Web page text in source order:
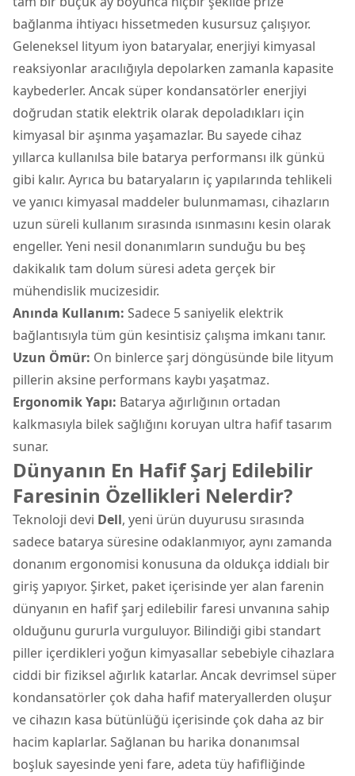
bağlanma ihtiyacı hissetmeden kusursuz çalışıyor.
Geleneksel lityum iyon bataryalar, enerjiyi kimyasal
reaksiyonlar aracılığıyla depolarken zamanla kapasite
kaybederler. Ancak süper kondansatörler enerjiyi
doğrudan statik elektrik olarak depoladıkları için
kimyasal bir aşınma yaşamazlar. Bu sayede cihaz
yıllarca kullanılsa bile batarya performansı ilk günkü
gibi kalır. Ayrıca bu bataryaların iç yapılarında tehlikeli
ve yanıcı kimyasal maddeler bulunmaması, cihazların
uzun süreli kullanım sırasında ısınmasını kesin olarak
engeller. Yeni nesil donanımların sunduğu bu beş
dakikalık tam dolum süresi adeta gerçek bir
mühendislik mucizesidir.
Anında Kullanım: Sadece 5 saniyelik elektrik
bağlantısıyla tüm gün kesintisiz çalışma imkanı tanır.
Uzun Ömür: On binlerce şarj döngüsünde bile lityum
pillerin aksine performans kaybı yaşatmaz.
Ergonomik Yapı: Batarya ağırlığının ortadan
kalkmasıyla bilek sağlığını koruyan ultra hafif tasarım
sunar.
Dünyanın En Hafif Şarj Edilebilir
Faresinin Özellikleri Nelerdir?
Teknoloji devi Dell, yeni ürün duyurusu sırasında
sadece batarya süresine odaklanmıyor, aynı zamanda
donanım ergonomisi konusuna da oldukça iddialı bir
giriş yapıyor. Şirket, paket içerisinde yer alan farenin
dünyanın en hafif şarj edilebilir faresi unvanına sahip
olduğunu gururla vurguluyor. Bilindiği gibi standart
piller içerdikleri yoğun kimyasallar sebebiyle cihazlara
ciddi bir fiziksel ağırlık katarlar. Ancak devrimsel süper
kondansatörler çok daha hafif materyallerden oluşur
ve cihazın kasa bütünlüğü içerisinde çok daha az bir
hacim kaplarlar. Sağlanan bu harika donanımsal
boşluk sayesinde yeni fare, adeta tüy hafifliğinde